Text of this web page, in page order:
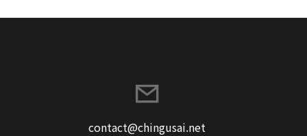
contact@chingusai.net